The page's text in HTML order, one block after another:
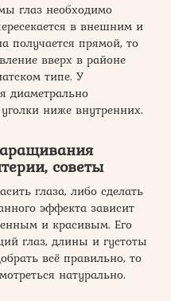
глаз необходимо
в внешним и
получается прямой, то
вверх в районе
типе. У
диаметрально
ниже внутренних.
советы
глаза, либо сделать
эффекта зависит
и красивым. Его
глаз, длины и густоты
всё правильно, то
натурально.